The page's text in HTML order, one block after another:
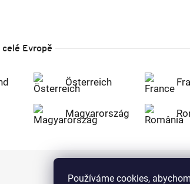
Používáme cookies,
Evropě
Österreich
Magyarország